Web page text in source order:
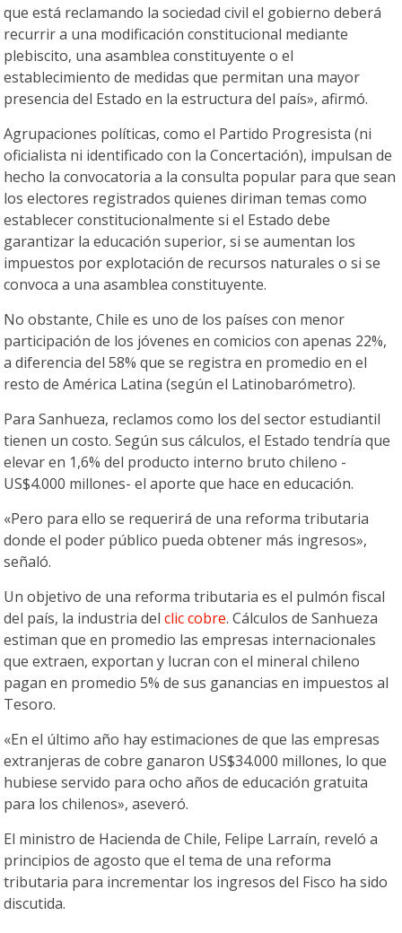
que está reclamando la sociedad civil el gobierno deberá
recurrir a una modificación constitucional mediante
plebiscito, una asamblea constituyente o el
establecimiento de medidas que permitan una mayor
presencia del Estado en la estructura del país», afirmó.
Agrupaciones políticas, como el Partido Progresista (ni
oficialista ni identificado con la Concertación), impulsan de
hecho la convocatoria a la consulta popular para que sean
los electores registrados quienes diriman temas como
establecer constitucionalmente si el Estado debe
garantizar la educación superior, si se aumentan los
impuestos por explotación de recursos naturales o si se
convoca a una asamblea constituyente.
No obstante, Chile es uno de los países con menor
participación de los jóvenes en comicios con apenas 22%,
a diferencia del 58% que se registra en promedio en el
resto de América Latina (según el Latinobarómetro).
Para Sanhueza, reclamos como los del sector estudiantil
tienen un costo. Según sus cálculos, el Estado tendría que
elevar en 1,6% del producto interno bruto chileno -
US$4.000 millones- el aporte que hace en educación.
«Pero para ello se requerirá de una reforma tributaria
donde el poder público pueda obtener más ingresos»,
señaló.
Un objetivo de una reforma tributaria es el pulmón fiscal
del país, la industria delcliccobre. Cálculos de Sanhueza
estiman que en promedio las empresas internacionales
que extraen, exportan y lucran con el mineral chileno
pagan en promedio 5% de sus ganancias en impuestos al
Tesoro.
«En el último año hay estimaciones de que las empresas
extranjeras de cobre ganaron US$34.000 millones, lo que
hubiese servido para ocho años de educación gratuita
para los chilenos», aseveró.
El ministro de Hacienda de Chile, Felipe Larraín, reveló a
principios de agosto que el tema de una reforma
tributaria para incrementar los ingresos del Fisco ha sido
discutida.